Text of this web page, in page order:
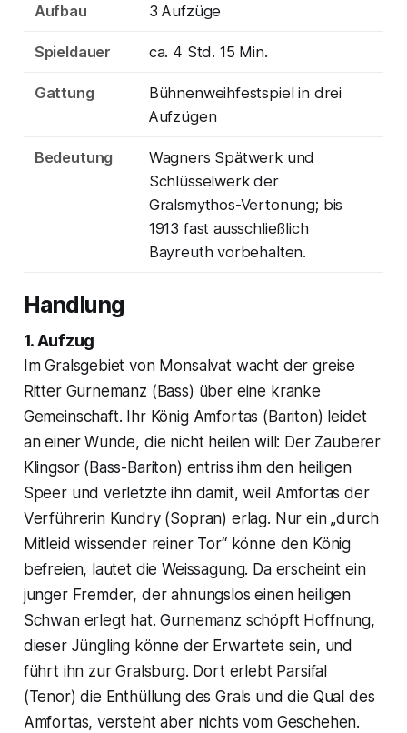
Aufbau 3 Aufzüge
Spieldauer ca. 4 Std. 15 Min.
Gattung
Bühnenweihfestspiel in drei
Aufzügen
Bedeutung
Wagners Spätwerk und
Schlüsselwerk der
Gralsmythos-Vertonung; bis
1913 fast ausschließlich
Bayreuth vorbehalten.
Handlung
1. Aufzug
Im Gralsgebiet von Monsalvat wacht der greise
Ritter Gurnemanz (Bass) über eine kranke
Gemeinschaft. Ihr König Amfortas (Bariton) leidet
an einer Wunde, die nicht heilen will: Der Zauberer
Klingsor (Bass-Bariton) entriss ihm den heiligen
Speer und verletzte ihn damit, weil Amfortas der
Verführerin Kundry (Sopran) erlag. Nur ein „durch
Mitleid wissender reiner Tor“ könne den König
befreien, lautet die Weissagung. Da erscheint ein
junger Fremder, der ahnungslos einen heiligen
Schwan erlegt hat. Gurnemanz schöpft Hoffnung,
dieser Jüngling könne der Erwartete sein, und
führt ihn zur Gralsburg. Dort erlebt Parsifal
(Tenor) die Enthüllung des Grals und die Qual des
Amfortas, versteht aber nichts vom Geschehen.